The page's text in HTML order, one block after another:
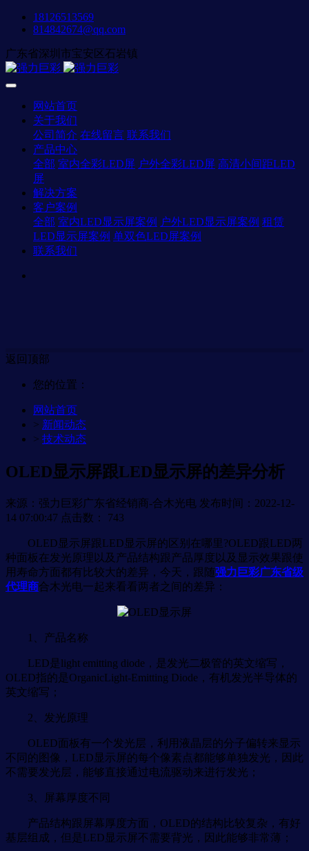
18126513569
814842674@qq.com
广东省深圳市宝安区石岩镇
网站首页
关于我们
公司简介 在线留言 联系我们
产品中心
全部 室内全彩LED屏 户外全彩LED屏 高清小间距LED
屏
解决方案
客户案例
全部 室内LED显示屏案例 户外LED显示屏案例 租赁
LED显示屏案例 单双色LED屏案例
联系我们
返回顶部
您的位置：
网站首页
> 新闻动态
> 技术动态
OLED显示屏跟LED显示屏的差异分析
来源：强力巨彩广东省经销商-合木光电 发布时间：2022-12-
14 07:00:47 点击数： 743
OLED显示屏跟LED显示屏的区别在哪里?OLED跟LED两
种面板在发光原理以及产品结构跟产品厚度以及显示效果跟使
用寿命方面都有比较大的差异，今天，跟随强力巨彩广东省级
代理商合木光电一起来看看两者之间的差异：
1、产品名称
LED是light emitting diode，是发光二极管的英文缩写，
OLED指的是OrganicLight-Emitting Diode，有机发光半导体的
英文缩写；
2、发光原理
OLED面板有一个发光层，利用液晶层的分子偏转来显示
不同的图像，LED显示屏的每个像素点都能够单独发光，因此
不需要发光层，能够直接通过电流驱动来进行发光；
3、屏幕厚度不同
产品结构跟屏幕厚度方面，OLED的结构比较复杂，有好
基层组成，但是LED显示屏不需要背光，因此能够非常薄；